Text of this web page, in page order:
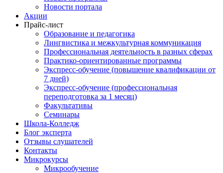
Новости портала
Акции
Прайс-лист
Образование и педагогика
Лингвистика и межкультурная коммуникация
Профессиональная деятельность в разных сферах
Практико-ориентированные программы
Экспресс-обучение (повышение квалификации от
7 дней)
Экспресс-обучение (профессиональная
переподготовка за 1 месяц)
Факультативы
Семинары
Школа-Колледж
Блог эксперта
Отзывы слушателей
Контакты
Микрокурсы
Микрообучение